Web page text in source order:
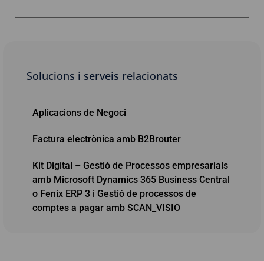
Solucions i serveis relacionats
Aplicacions de Negoci
Factura electrònica amb B2Brouter
Kit Digital – Gestió de Processos empresarials
amb Microsoft Dynamics 365 Business Central
o Fenix ERP 3 i Gestió de processos de
comptes a pagar amb SCAN_VISIO